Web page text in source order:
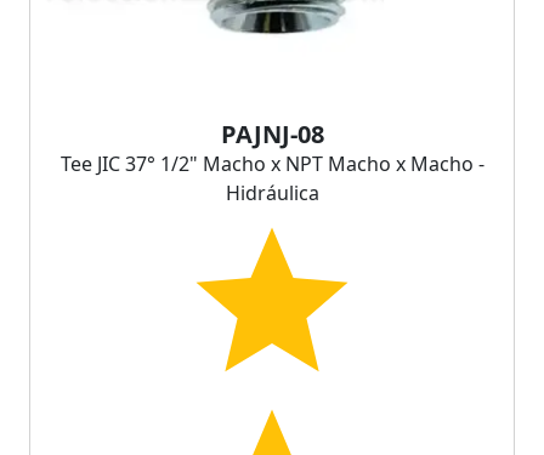
PAJNJ-08
Tee JIC 37° 1/2" Macho x NPT Macho x Macho -
Hidráulica